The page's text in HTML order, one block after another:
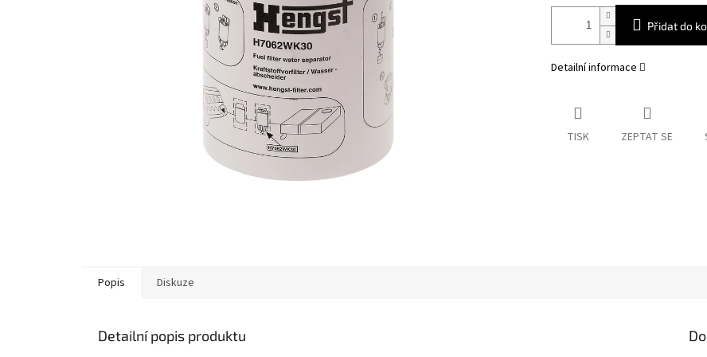
Přidat do
Detailní informace
TISK ZEPTAT SE
Popis Diskuze
Detailní popis produktu